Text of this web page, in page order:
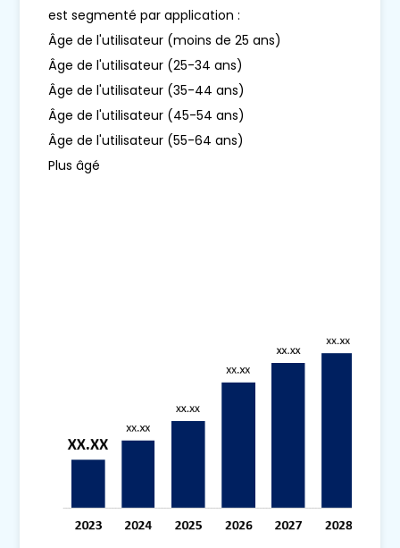
est segmenté par application :
Âge de l'utilisateur (moins de 25 ans)
Âge de l'utilisateur (25-34 ans)
Âge de l'utilisateur (35-44 ans)
Âge de l'utilisateur (45-54 ans)
Âge de l'utilisateur (55-64 ans)
Plus âgé